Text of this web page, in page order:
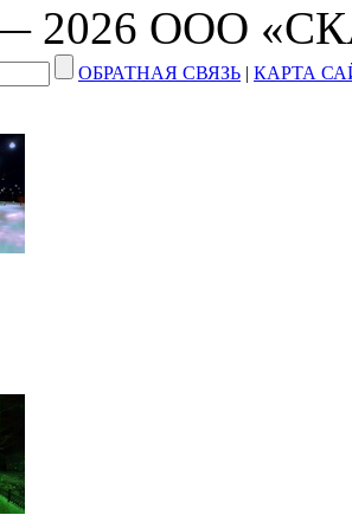
2026 ООО
ОБРАТНАЯ СВЯЗЬ | КАРТА